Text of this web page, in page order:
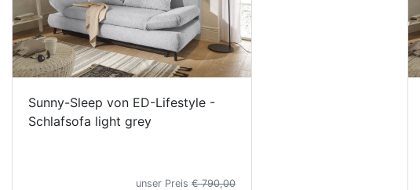
Sunny-Sleep von ED-Lifestyle -
Schlafsofa light grey
unser Preis € 790,00